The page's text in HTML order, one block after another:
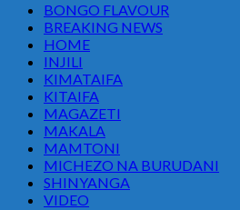
BONGO FLAVOUR
BREAKING NEWS
HOME
INJILI
KIMATAIFA
KITAIFA
MAGAZETI
MAKALA
MAMTONI
MICHEZO NA BURUDANI
SHINYANGA
VIDEO